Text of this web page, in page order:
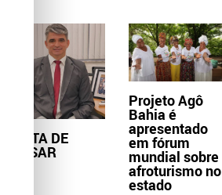
NOTA DE
PESAR
Projeto Agô
Bahia é
apresentado
em fórum
mundial sobre
afroturismo no
estado